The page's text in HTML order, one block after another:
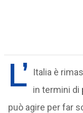
L’
Italia è
in termini di
può agire per far